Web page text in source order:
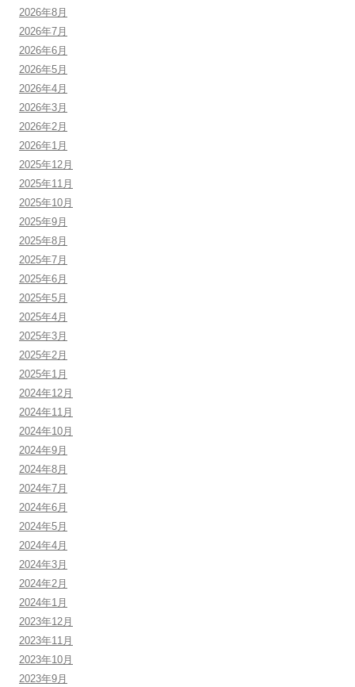
2026年8月
2026年7月
2026年6月
2026年5月
2026年4月
2026年3月
2026年2月
2026年1月
2025年12月
2025年11月
2025年10月
2025年9月
2025年8月
2025年7月
2025年6月
2025年5月
2025年4月
2025年3月
2025年2月
2025年1月
2024年12月
2024年11月
2024年10月
2024年9月
2024年8月
2024年7月
2024年6月
2024年5月
2024年4月
2024年3月
2024年2月
2024年1月
2023年12月
2023年11月
2023年10月
2023年9月